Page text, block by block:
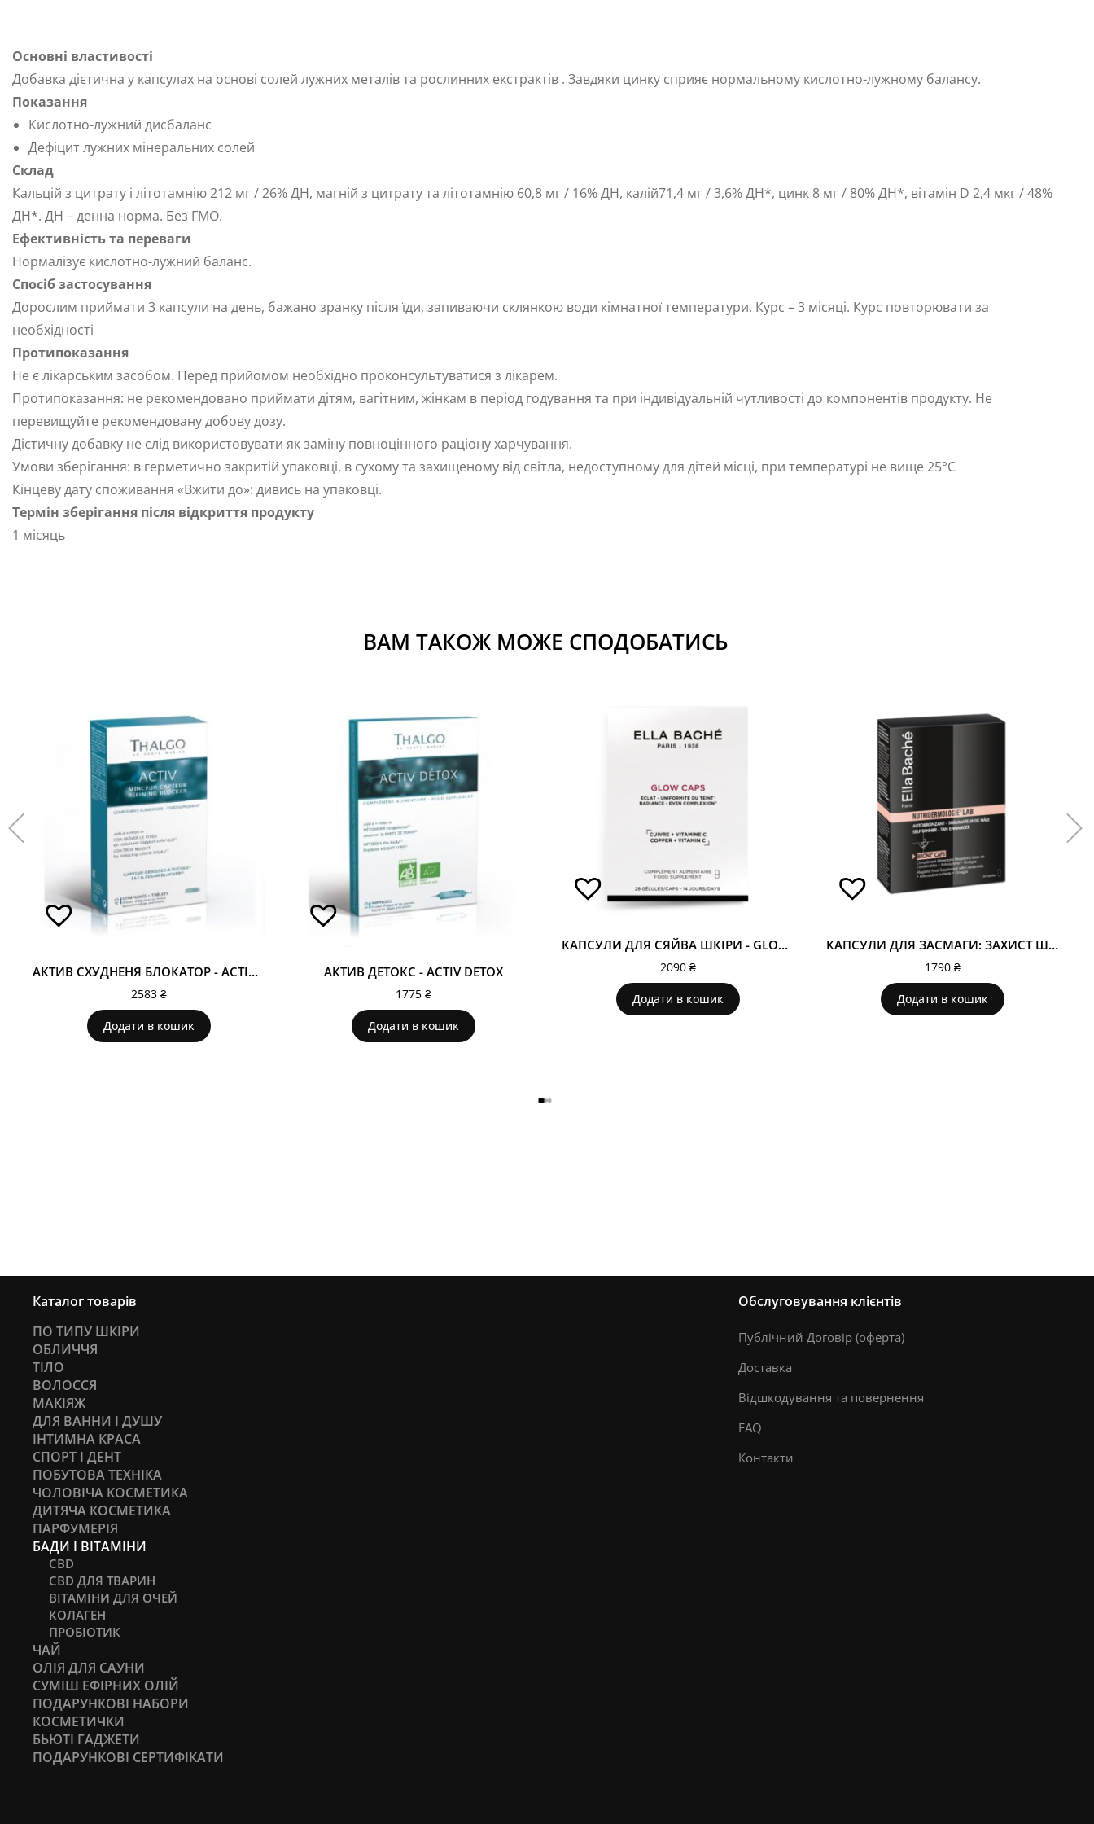
Основні властивості
Добавка дієтична у капсулах на основі солей лужних металів та рослинних екстрактів . Завдяки цинку сприяє нормальному кислотно-лужному балансу.
Показання
Кислотно-лужний дисбаланс
Дефіцит лужних мінеральних солей
Cклад
Кальцій з цитрату і літотамнію 212 мг / 26% ДН, магній з цитрату та літотамнію 60,8 мг / 16% ДН, калій71,4 мг / 3,6% ДН*, цинк 8 мг / 80% ДН*, вітамін D 2,4 мкг / 48%
ДН*. ДН – денна норма. Без ГМО.
Ефективність та переваги
Нормалізує кислотно-лужний баланс.
Спосіб застосування
Дорослим приймати 3 капсули на день, бажано зранку після їди, запиваючи склянкою води кімнатної температури. Курс – 3 місяці. Курс повторювати за
необхідності
Протипоказання
Не є лікарським засобом. Перед прийомом необхідно проконсультуватися з лікарем.
Протипоказання: не рекомендовано приймати дітям, вагітним, жінкам в період годування та при індивідуальній чутливості до компонентів продукту. Не
перевищуйте рекомендовану добову дозу.
Дієтичну добавку не слід використовувати як заміну повноцінного раціону харчування.
Умови зберігання: в герметично закритій упаковці, в сухому та захищеному від світла, недоступному для дітей місці, при температурі не вище 25°С
Кінцеву дату споживання «Вжити до»: дивись на упаковці.
Термін зберігання після відкриття продукту
1 місяць
ВАМ ТАКОЖ МОЖЕ СПОДОБАТИСЬ
АКТИВ СХУДНЕНЯ БЛОКАТОР - ACTIV REFINING BLOCKER
2583 ₴
Додати в кошик
АКТИВ ДЕТОКС - ACTIV DETOX
1775 ₴
Додати в кошик
КАПСУЛИ ДЛЯ СЯЙВА ШКІРИ - GLOW CAPS
2090 ₴
Додати в кошик
КАПСУЛИ ДЛЯ ЗАСМАГИ: ЗАХИСТ ШКІРИ, АКТИВАЦІЯ І ПРОЛОНГАЦІЯ ЗАСМАГИ - BRONZ’CAPS – SELF-TANNER – TAN ENHANCER
1790 ₴
Додати в кошик
Каталог товарів
ПО ТИПУ ШКІРИ
ОБЛИЧЧЯ
ТІЛО
ВОЛОССЯ
МАКІЯЖ
ДЛЯ ВАННИ І ДУШУ
ІНТИМНА КРАСА
СПОРТ І ДЕНТ
ПОБУТОВА ТЕХНІКА
ЧОЛОВІЧА КОСМЕТИКА
ДИТЯЧА КОСМЕТИКА
ПАРФУМЕРІЯ
БАДИ І ВІТАМІНИ
CBD
CBD ДЛЯ ТВАРИН
ВІТАМІНИ ДЛЯ ОЧЕЙ
КОЛАГЕН
ПРОБІОТИК
ЧАЙ
ОЛІЯ ДЛЯ САУНИ
СУМІШ ЕФІРНИХ ОЛІЙ
ПОДАРУНКОВІ НАБОРИ
КОСМЕТИЧКИ
БЬЮТІ ГАДЖЕТИ
ПОДАРУНКОВІ СЕРТИФІКАТИ
Обслуговування клієнтів
Публічний Договір (оферта)
Доставка
Відшкодування та повернення
FAQ
Контакти